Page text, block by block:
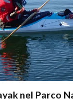
nel Parco